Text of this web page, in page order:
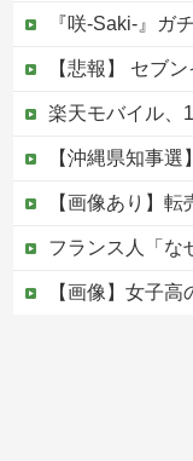
『咲-Saki-』ガチ
【悲報】 セブンイレ
楽天モバイル、10月から一
【沖縄県知事選】「デ
【画像あり】転売屋の娘
フランス人「なぜ移籍させない?」中村敬斗に複
【画像】女子高の